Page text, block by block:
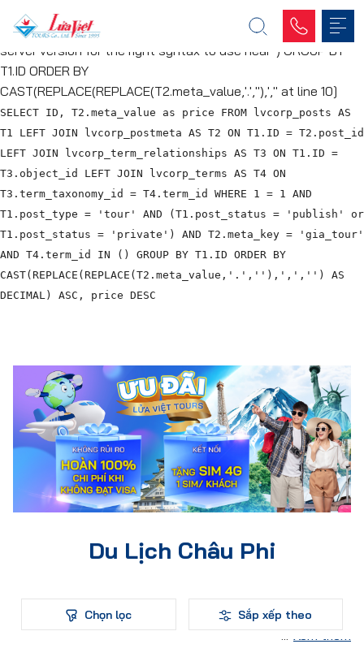
WordPress database error:
[You have an error in your SQL
syntax; check the manual that corresponds to your MariaDB
server version for the right syntax to use near ') GROUP BY
T1.ID ORDER BY
CAST(REPLACE(REPLACE(T2.meta_value,'.',''),','' at line 10]
SELECT ID, T2.meta_value as price FROM lvcorp_posts AS
T1 LEFT JOIN lvcorp_postmeta AS T2 ON T1.ID = T2.post_id
LEFT JOIN lvcorp_term_relationships AS T3 ON T1.ID =
T3.object_id LEFT JOIN lvcorp_terms AS T4 ON
T3.term_taxonomy_id = T4.term_id WHERE 1 = 1 AND
T1.post_type = 'tour' AND (T1.post_status = 'publish' or
T1.post_status = 'private') AND T2.meta_key = 'gia_tour'
AND T4.term_id IN () GROUP BY T1.ID ORDER BY
CAST(REPLACE(REPLACE(T2.meta_value,'.',''),',','') AS
DECIMAL) ASC, price DESC
Du Lịch Châu Phi
Chọn lọc Sắp xếp theo
Xem thêm